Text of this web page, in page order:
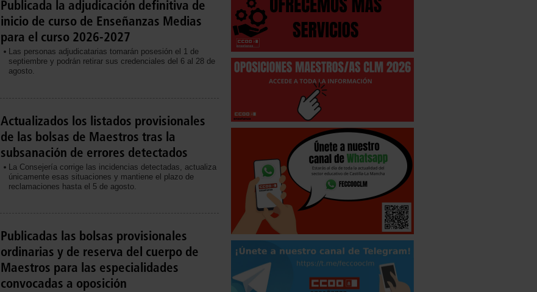
Publicada la adjudicación definitiva de
inicio de curso de Enseñanzas Medias
para el curso 2026-2027
Las personas adjudicatarias tomarán posesión el 1 de
septiembre y podrán retirar sus credenciales del 6 al 28 de
agosto.
Actualizados los listados provisionales
de las bolsas de Maestros tras la
subsanación de errores detectados
La Consejería corrige las incidencias detectadas, actualiza
únicamente esas situaciones y mantiene el plazo de
reclamaciones hasta el 5 de agosto.
Publicadas las bolsas provisionales
ordinarias y de reserva del cuerpo de
Maestros para las especialidades
convocadas a oposición